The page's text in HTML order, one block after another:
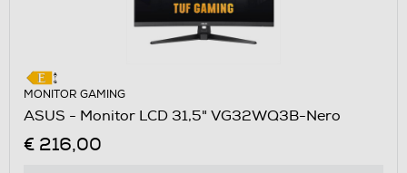
MONITOR GAMING
ASUS - Monitor LCD 31,5" VG32WQ3B-Nero
€ 216,00